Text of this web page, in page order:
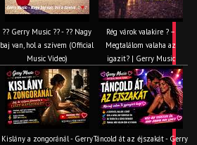
?? Gerry Music ?? - ?? Nagy
baj van, hol a szívem (Official
Music Video)
Rég várok valakire ? –
Megtalálom valaha az
igazit? | Gerry Music
Kislány a zongoránál - GerryTáncold át az éjszakát - Gerry